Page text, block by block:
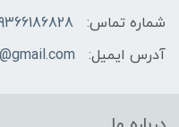
شماره تماس:
آدرس ایمیل: